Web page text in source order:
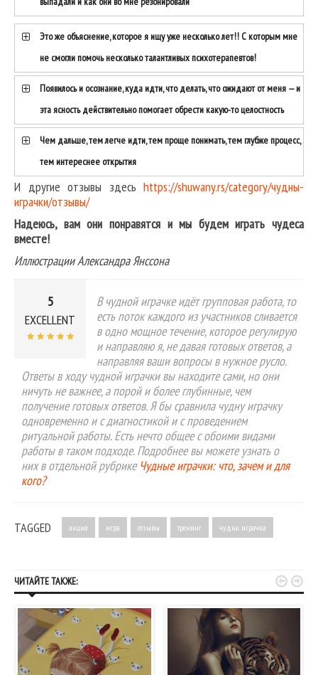
Это же объяснение, которое я ищу уже несколько лет!! С которым мне
не смогли помочь несколько талантливых психотерапевтов!
Появилось и осознание, куда идти, что делать, что ожидают от меня — и
эта ясность действительно помогает обрести какую-то целостность
Чем дальше, тем легче идти, тем проще понимать, тем глубже процесс,
тем интереснее открытия
И другие отзывы здесь https://shuwany.rs/category/чудны-
играчки/отзывы/
Надеюсь, вам они понравятся и мы будем играть чудеса
вместе!
Иллюстрации Александра Янссона
5
EXCELLENT
В чудной играчке идёт групповая работа, то
есть поток каждого из участников сливается
в одно мощное течение, которое регулирую
и направляю я, не давая готовых ответов, а
направляя ваши вопросы в нужное русло.
Ответы в ходу чудной играчки вы находите сами, но они
ничуть не важнее, а порой и более глубинные, чем
получение готовых ответов. Я бы сравнила чудну играчку
одновременно и с диагностикой и с проведением
ритуальной работы. Есть нечто общее с обоими видами
работы в таком подходе. Подробнее вы можете узнать о
них в отдельной рубрикеЧудные играчки: что, зачем и для
кого?
TAGGED акция игра отзывы тренинг чудна играчка
ЧИТАЙТЕ ТАКЖЕ:  